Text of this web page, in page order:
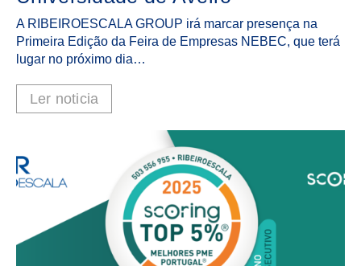
A RIBEIROESCALA GROUP irá marcar presença na
Primeira Edição da Feira de Empresas NEBEC, que terá
lugar no próximo dia…
Ler noticia